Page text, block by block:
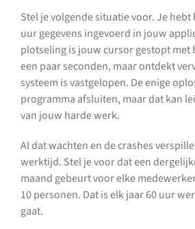
Stel je volgende situatie voor. Je
uur gegevens ingevoerd in jouw
plotseling is jouw cursor gestopt met
een paar seconden, maar ontdekt
systeem is vastgelopen. De enige
programma afsluiten, maar dat kan
van jouw harde werk.
Al dat wachten en de crashes
werktijd. Stel je voor dat een
maand gebeurt voor elke
10 personen. Dat is elk jaar 60 uur
gaat.